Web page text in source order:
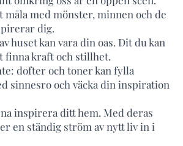
måla med mönster, minnen och de
dig.
huset kan vara din oas. Dit du kan
finna kraft och stillhet.
dofter och toner kan fylla
sinnesro och väcka din inspiration
inspirera ditt hem. Med deras
en ständig ström av nytt liv in i